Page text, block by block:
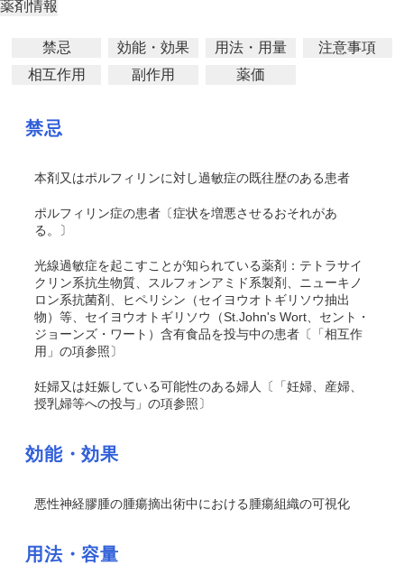
薬剤情報
禁忌 効能・効果 用法・用量
注意事項
相互作用
副作用 薬価
禁忌
本剤又はポルフィリンに対し過敏症の既往歴のある患者
ポルフィリン症の患者〔症状を増悪させるおそれがあ
る。〕
光線過敏症を起こすことが知られている薬剤：テトラサイ
クリン系抗生物質、スルフォンアミド系製剤、ニューキノ
ロン系抗菌剤、ヒペリシン（セイヨウオトギリソウ抽出
物）等、セイヨウオトギリソウ（St.John's Wort、セント・
ジョーンズ・ワート）含有食品を投与中の患者〔「相互作
用」の項参照〕
妊婦又は妊娠している可能性のある婦人〔「妊婦、産婦、
授乳婦等への投与」の項参照〕
効能・効果
悪性神経膠腫の腫瘍摘出術中における腫瘍組織の可視化
用法・容量